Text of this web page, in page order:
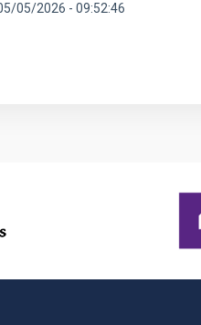
05/2026 - 09:52:46